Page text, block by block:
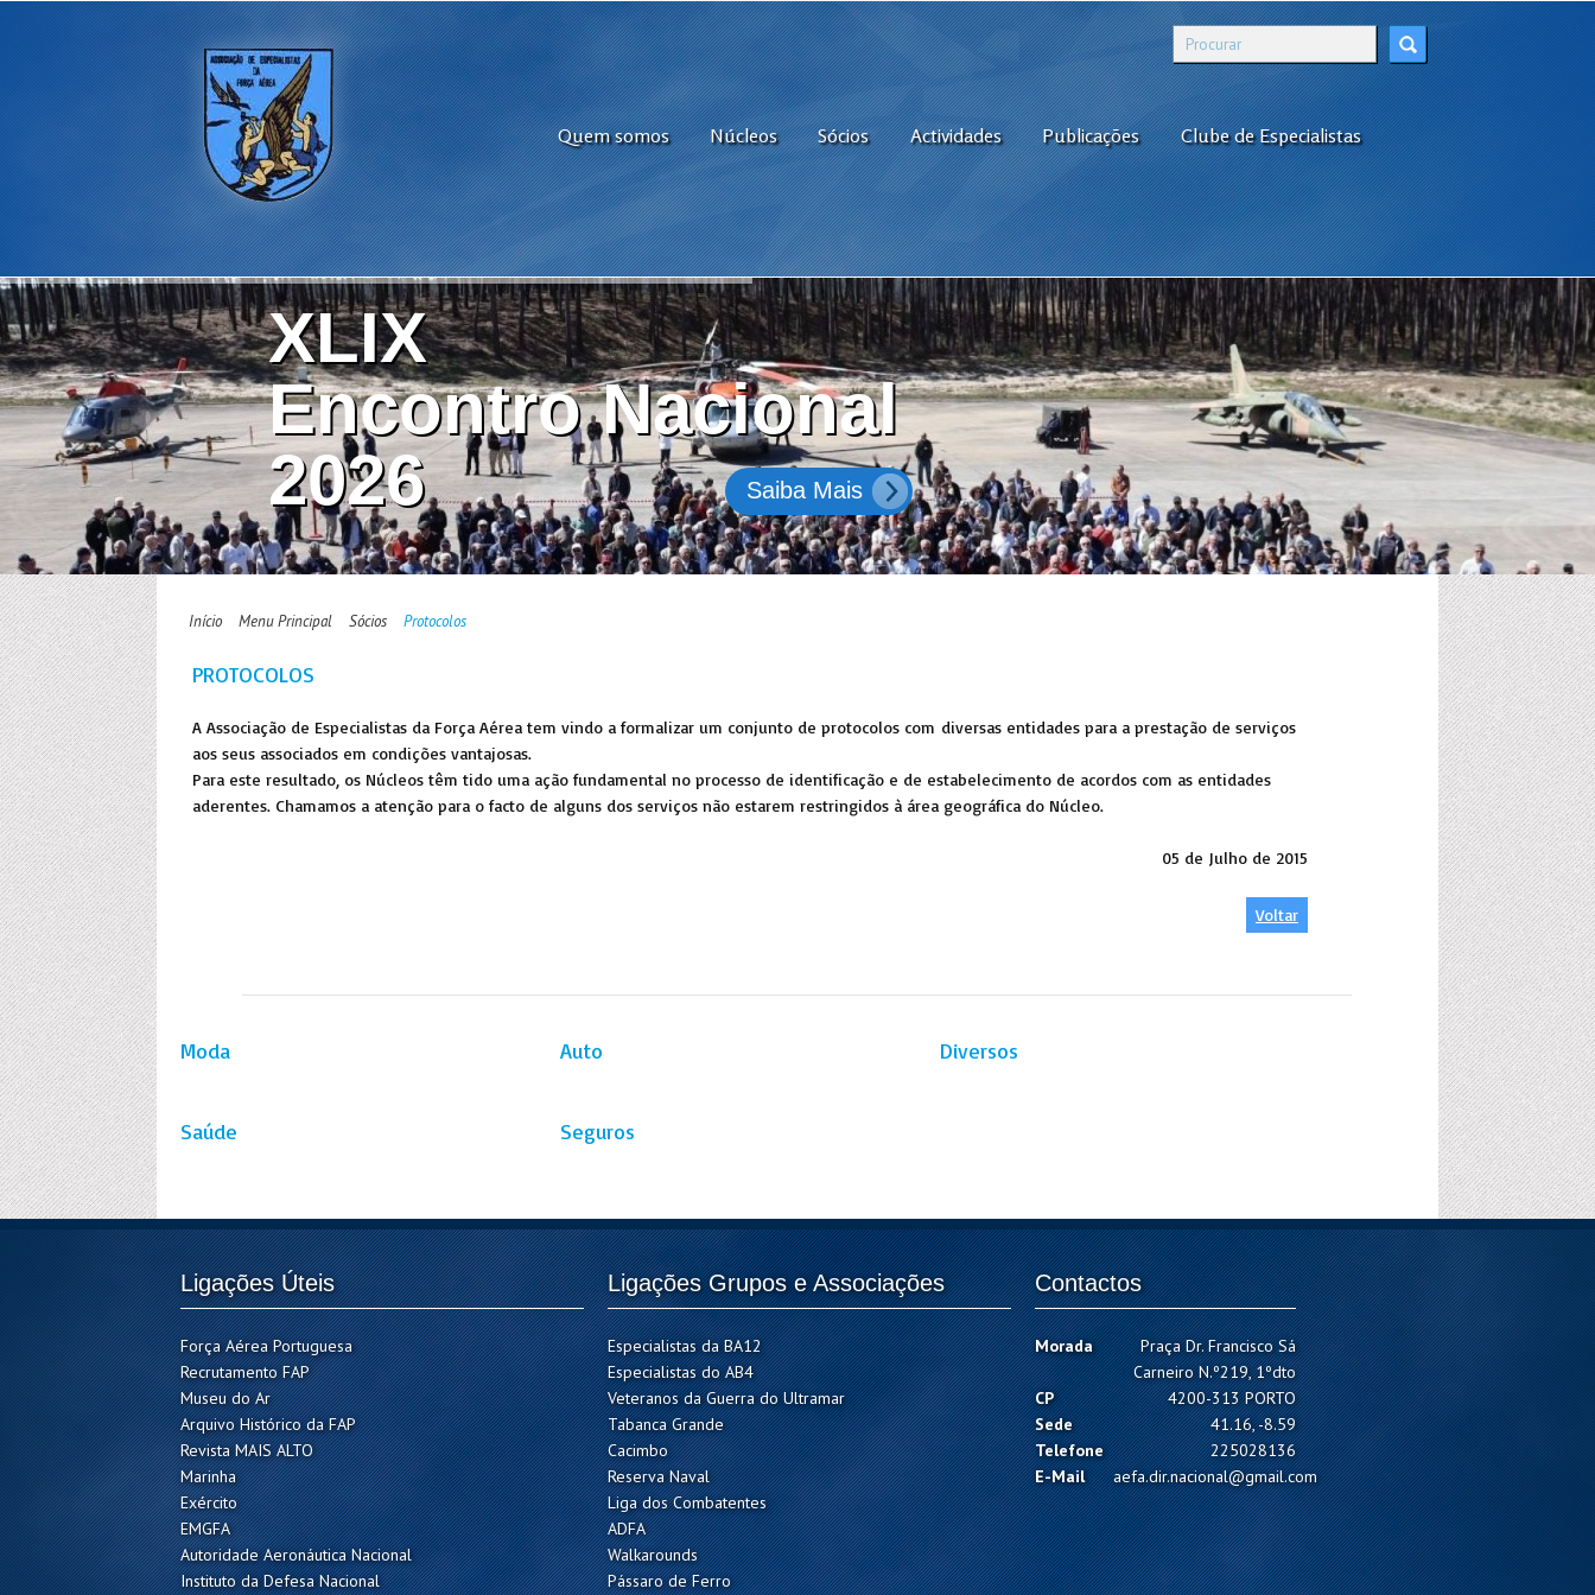
Quem somos Núcleos Sócios Actividades Publicações Clube de Especialistas
XLIX
Encontro Nacional
2026
Saiba Mais
Início Menu Principal Sócios Protocolos
PROTOCOLOS
A Associação de Especialistas da Força Aérea tem vindo a formalizar um conjunto de protocolos com diversas entidades para a prestação de serviços
aos seus associados em condições vantajosas.
Para este resultado, os Núcleos têm tido uma ação fundamental no processo de identificação e de estabelecimento de acordos com as entidades
aderentes. Chamamos a atenção para o facto de alguns dos serviços não estarem restringidos à área geográfica do Núcleo.
05 de Julho de 2015
Voltar
Moda Auto Diversos
Saúde Seguros
Ligações Úteis
Força Aérea Portuguesa
Recrutamento FAP
Museu do Ar
Arquivo Histórico da FAP
Revista MAIS ALTO
Marinha
Exército
EMGFA
Autoridade Aeronáutica Nacional
Instituto da Defesa Nacional
Ligações Grupos e Associações
Especialistas da BA12
Especialistas do AB4
Veteranos da Guerra do Ultramar
Tabanca Grande
Cacimbo
Reserva Naval
Liga dos Combatentes
ADFA
Walkarounds
Pássaro de Ferro
Contactos
Morada
Praça Dr. Francisco Sá
Carneiro N.º219, 1ºdto
CP
4200-313 PORTO
Sede
41.16, -8.59
Telefone
225028136
E-Mail
aefa.dir.nacional@gmail.com